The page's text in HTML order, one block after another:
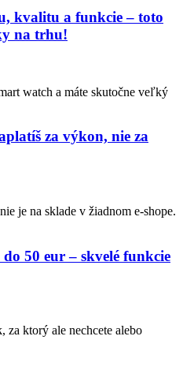
kvalitu a funkcie – toto
na trhu!
watch a máte skutočne veľký
za výkon, nie za
je na sklade v žiadnom e-shope.
50 eur – skvelé funkcie
za ktorý ale nechcete alebo